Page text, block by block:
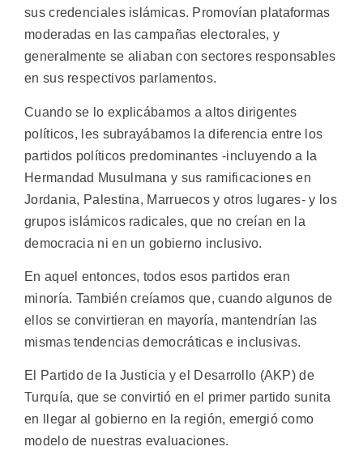
sus credenciales islámicas. Promovían plataformas
moderadas en las campañas electorales, y
generalmente se aliaban con sectores responsables
en sus respectivos parlamentos.
Cuando se lo explicábamos a altos dirigentes
políticos, les subrayábamos la diferencia entre los
partidos políticos predominantes -incluyendo a la
Hermandad Musulmana y sus ramificaciones en
Jordania, Palestina, Marruecos y otros lugares- y los
grupos islámicos radicales, que no creían en la
democracia ni en un gobierno inclusivo.
En aquel entonces, todos esos partidos eran
minoría. También creíamos que, cuando algunos de
ellos se convirtieran en mayoría, mantendrían las
mismas tendencias democráticas e inclusivas.
El Partido de la Justicia y el Desarrollo (AKP) de
Turquía, que se convirtió en el primer partido sunita
en llegar al gobierno en la región, emergió como
modelo de nuestras evaluaciones.